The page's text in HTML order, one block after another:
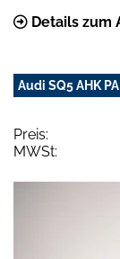
Details zum
Audi SQ5 AHK
Preis:
MWSt: